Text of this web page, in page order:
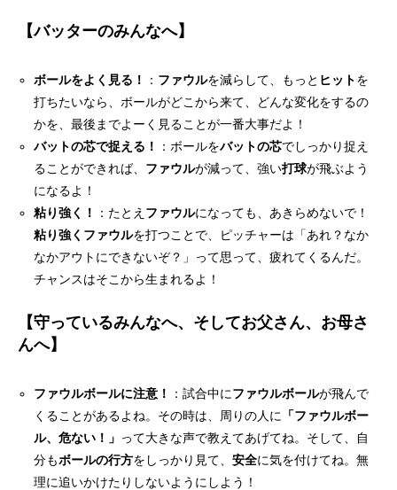
【バッターのみんなへ】
ボールをよく見る！ ： ファウルを減らして、もっと ヒット を
打ちたいなら、ボールがどこから来て、どんな変化をするの
かを、最後までよーく見ることが一番大事だよ！
バットの芯で捉える！
：ボールをバットの芯でしっかり捉え
ることができれば、 ファウルが減って、強い打球が飛ぶよう
になるよ！
粘り強く！
：たとえ ファウルになっても、あきらめないで！
粘り強く ファウルを打つことで、ピッチャーは「あれ？なか
なかアウトにできないぞ？」って思って、疲れてくるんだ。
チャンスはそこから生まれるよ！
【守っているみんなへ、そしてお父さん、お母さ
んへ】
ファウルボールに注意！ ：試合中にファウルボールが飛んで
くることがあるよね。その時は、周りの人に 「ファウルボー
ル、危ない！」 って大きな声で教えてあげてね。そして、自
分もボールの行方をしっかり見て、安全に気を付けてね。無
理に追いかけたりしないようにしよう！